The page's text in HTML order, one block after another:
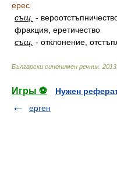
ерес
същ. -
фракция, еретичество
същ. - отклонение,
Български синонимен речник. 2013
Игры ⚽
Нужен
ерген